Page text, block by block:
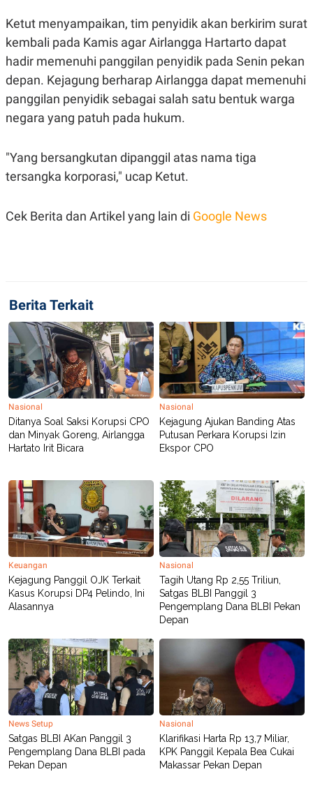
T
A
T
E
K
O
T
T
L
I
S
JARINGAN
A
A
D
E
M
Y
E
A
S
E
D
L
A
N
G
N
A
N
C
E
T
A
K
K
I
N
E
A
E
M
I
T
E
N
E
P
A
P
A
D
V
E
I
S
I
N
G
K
G
M
E
D
I
A
Ketut menyampaikan, tim penyidik akan berkirim surat
kembali pada Kamis agar Airlangga Hartarto dapat
hadir memenuhi panggilan penyidik pada Senin pekan
depan. Kejagung berharap Airlangga dapat memenuhi
panggilan penyidik sebagai salah satu bentuk warga
negara yang patuh pada hukum.
"Yang bersangkutan dipanggil atas nama tiga
tersangka korporasi," ucap Ketut.
Cek Berita dan Artikel yang lain di Google News
Berita Terkait
Nasional
Ditanya Soal Saksi Korupsi CPO
dan Minyak Goreng, Airlangga
Hartato Irit Bicara
Nasional
Kejagung Ajukan Banding Atas
Putusan Perkara Korupsi Izin
Ekspor CPO
Keuangan
Kejagung Panggil OJK Terkait
Kasus Korupsi DP4 Pelindo, Ini
Alasannya
Nasional
Tagih Utang Rp 2,55 Triliun,
Satgas BLBI Panggil 3
Pengemplang Dana BLBI Pekan
Depan
News Setup
Satgas BLBI AKan Panggil 3
Pengemplang Dana BLBI pada
Pekan Depan
Nasional
Klarifikasi Harta Rp 13,7 Miliar,
KPK Panggil Kepala Bea Cukai
Makassar Pekan Depan